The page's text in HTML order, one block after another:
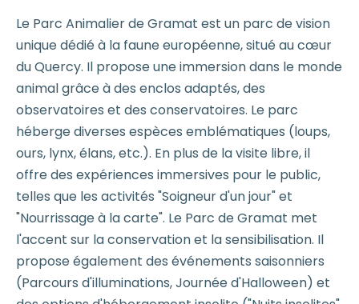
Le Parc Animalier de Gramat est un parc de vision
unique dédié à la faune européenne, situé au cœur
du Quercy. Il propose une immersion dans le monde
animal grâce à des enclos adaptés, des
observatoires et des conservatoires. Le parc
héberge diverses espèces emblématiques (loups,
ours, lynx, élans, etc.). En plus de la visite libre, il
offre des expériences immersives pour le public,
telles que les activités "Soigneur d'un jour" et
"Nourrissage à la carte". Le Parc de Gramat met
l'accent sur la conservation et la sensibilisation. Il
propose également des événements saisonniers
(Parcours d'illuminations, Journée d'Halloween) et